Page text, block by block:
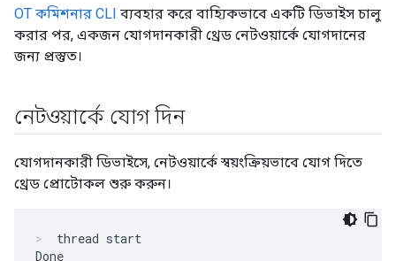
OT কমিশনার CLI ব্যবহার করে বাহ্যিকভাবে একটি ডিভাইস চালু
করার পর, একজন যোগদানকারী থ্রেড নেটওয়ার্কে যোগদানের
জন্য প্রস্তুত।
নেটওয়ার্কে যোগ দিন
যোগদানকারী ডিভাইসে, নেটওয়ার্কে স্বয়ংক্রিয়ভাবে যোগ দিতে
থ্রেড প্রোটোকল শুরু করুন।
thread start